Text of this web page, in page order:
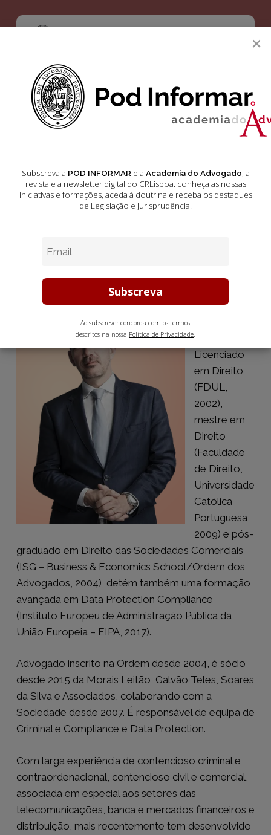
main
Menu
Quem é quem?
Costa
Outubro 27, 2024 2 min leitura estimada
FÉLIX DA
Licenciado
em Direito
(FDUL,
2002),
mestre em
Direito
(Faculdade
de Direito,
Universidade
Católica
Portuguesa,
2009) e pós-
graduado em Direito das Sociedades Comerciais
(ISG – Business & Economics School/Ordem dos
Advogados, 2004), detém também uma formação
avançada em Data Protection Compliance
(Instituto Europeu de Administração Pública da
União Europeia – EIPA, 2017).
Advogado inscrito na Ordem desde 2004, é sócio
desde 2015 da Morais Leitão, Galvão Teles, Soares
da Silva e Associados, colaborando com a
Sociedade desde 2007. É responsável de equipa de
Criminal e Compliance e Data Protection.
Com larga experiência de contencioso criminal e
contraordenacional, contencioso civil e comercial,
associada em especial aos setores das
telecomunicações, banca e mercados financeiros e
distribuição, mais recentemente tem desenvolvido
×
Subscreva a POD INFORMARe a Academia do Advogado, a
revista e a newsletter digital do CRLisboa. conheça as nossas
iniciativas e formações, aceda à doutrina e receba os destaques
de Legislação e Jurisprudência!
Ao subscrever concorda com os termos
descritos na nossa Política de Privacidade.